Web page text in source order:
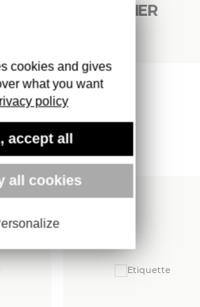
LE CORBUSIER
Poids
cookies and gives
what you want
policy
accept all
all cookies